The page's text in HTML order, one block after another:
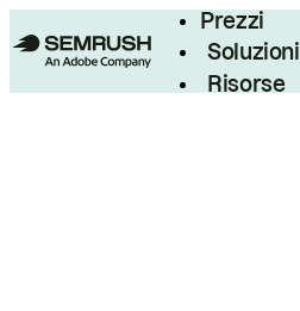
Prezzi
Soluzioni
Risorse